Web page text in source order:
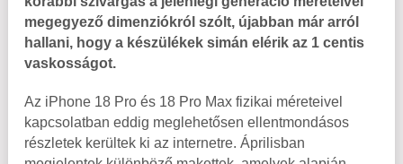
megegyező dimenziókról szólt, újabban már arról
hallani, hogy a készülékek simán elérik az 1 centis
vaskosságot.
Az iPhone 18 Pro és 18 Pro Max fizikai méreteivel
kapcsolatban eddig meglehetősen ellentmondásos
részletek kerültek ki az internetre. Áprilisban